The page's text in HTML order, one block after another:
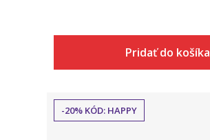
Pridať do košíka
-20% KÓD: HAPPY